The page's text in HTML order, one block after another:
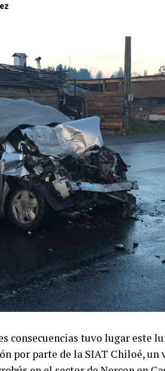
consecuencias tuvo lugar este
por parte de la SIAT Chiloé,